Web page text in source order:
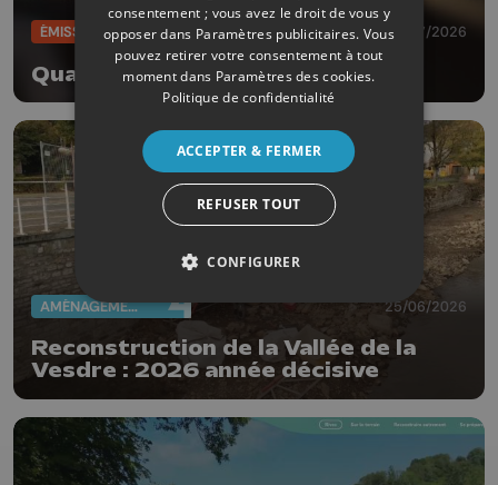
ÉMISSIONS 02/07/2026
Quai découverte
AMÉNAGEMENT DU TERRITOIRE 25/06/2026
Reconstruction de la Vallée de la
Vesdre : 2026 année décisive
consentement ; vous avez le droit de vous y
opposer dans Paramètres publicitaires. Vous
pouvez retirer votre consentement à tout
moment dans Paramètres des cookies.
Politique de confidentialité
ACCEPTER & FERMER
REFUSER TOUT
CONFIGURER